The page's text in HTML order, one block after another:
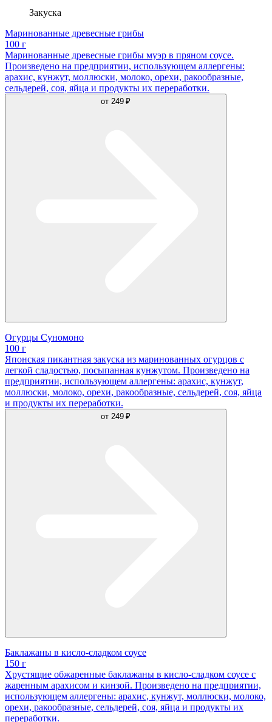
Закуска
Маринованные древесные грибы
100 г
Маринованные древесные грибы муэр в пряном соусе.
Произведено на предприятии, использующем аллергены:
арахис, кунжут, моллюски, молоко, орехи, ракообразные,
сельдерей, соя, яйца и продукты их переработки.
от 249 ₽
Огурцы Суномоно
100 г
Японская пикантная закуска из маринованных огурцов с
легкой сладостью, посыпанная кунжутом. Произведено на
предприятии, использующем аллергены: арахис, кунжут,
моллюски, молоко, орехи, ракообразные, сельдерей, соя, яйца
и продукты их переработки.
от 249 ₽
Баклажаны в кисло-сладком соусе
150 г
Хрустящие обжаренные баклажаны в кисло-сладком соусе с
жаренным арахисом и кинзой. Произведено на предприятии,
использующем аллергены: арахис, кунжут, моллюски, молоко,
орехи, ракообразные, сельдерей, соя, яйца и продукты их
переработки.